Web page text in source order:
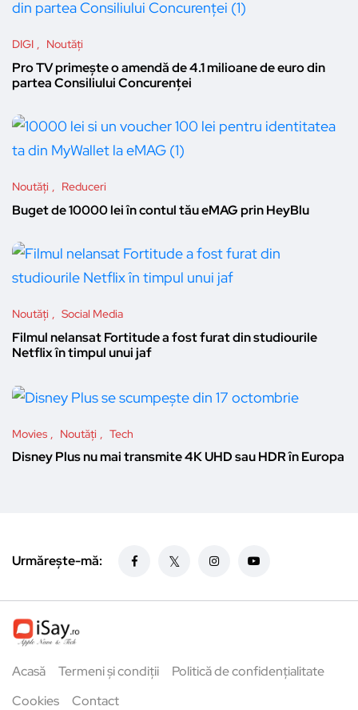
DIGI Noutăți
Pro TV primește o amendă de 4.1 milioane de euro din
partea Consiliului Concurenței
Noutăți Reduceri
Buget de 10000 lei în contul tău eMAG prin HeyBlu
Noutăți Social Media
Filmul nelansat Fortitude a fost furat din studiourile
Netflix în timpul unui jaf
Movies Noutăți Tech
Disney Plus nu mai transmite 4K UHD sau HDR în Europa
Urmărește-mă:
Acasă Termeni și condiții
Politică de confidențialitate
Cookies
Contact